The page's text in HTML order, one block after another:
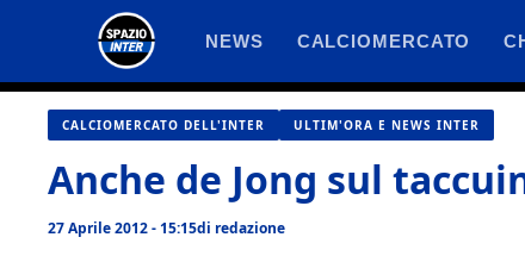
contenuto
NEWS CALCIOMERCATO
CALCIOMERCATO DELL'INTER ULTIM'ORA E NEWS INTER
Anche de Jong sul
27 Aprile 2012 - 15:15di redazione